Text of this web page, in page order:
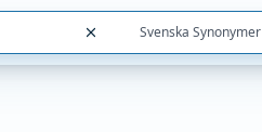
Svenska Synonymer